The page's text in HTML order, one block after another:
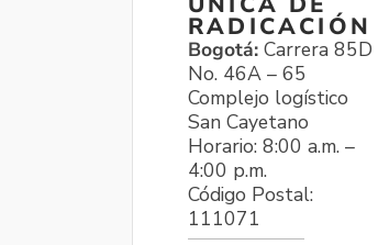
RADICACIÓN
Bogotá: Carrera 85D
No. 46A – 65
Complejo logístico
San Cayetano
Horario: 8:00 a.m. –
4:00 p.m.
Código Postal:
111071